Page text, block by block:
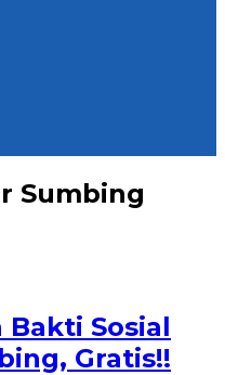
Sumbing
Bakti Sosial
Gratis!!